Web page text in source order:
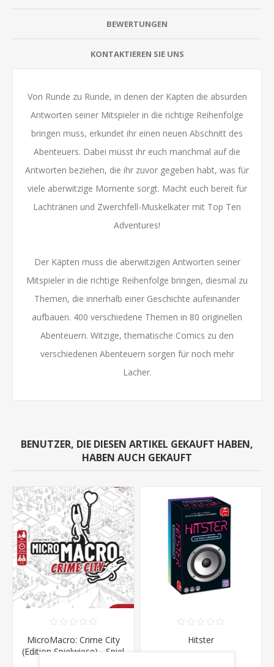
BEWERTUNGEN
KONTAKTIEREN SIE UNS
Von Runde zu Runde, in denen der Käpten die absurden
Antworten seiner Mitspieler in die richtige Reihenfolge
bringen muss, erkundet ihr einen neuen Abschnitt des
Abenteuers. Dabei müsst ihr euch manchmal auf die
Antworten beziehen, die ihr zuvor gegeben habt, was für
viele aberwitzige Momente sorgt. Macht euch bereit für
Lachtränen und Zwerchfell-Muskelkater mit Top Ten
Adventures!
Der Käpten muss die aberwitzigen Antworten seiner
Mitspieler in die richtige Reihenfolge bringen, diesmal zu
Themen, die innerhalb einer Geschichte aufeinander
aufbauen. 400 verschiedene Themen in 80 originellen
Abenteuern. Witzige, thematische Comics zu den
verschiedenen Abenteuern sorgen für noch mehr
Lacher.
BENUTZER, DIE DIESEN ARTIKEL GEKAUFT HABEN,
HABEN AUCH GEKAUFT
MicroMacro: Crime City
(Edition Spielwiese) - Spiel
Hitster